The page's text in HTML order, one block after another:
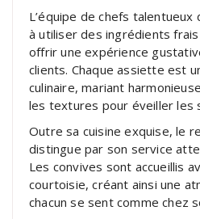
L’équipe de chefs talentueux
à utiliser des ingrédients
offrir une expérience
clients. Chaque assiette est
culinaire, mariant
les textures pour éveiller les
Outre sa cuisine exquise, le
distingue par son service
Les convives sont accueillis
courtoisie, créant ainsi une
chacun se sent comme chez